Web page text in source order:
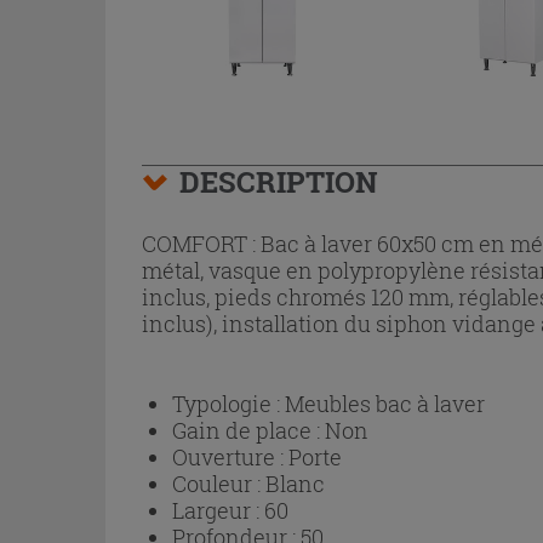
DESCRIPTION
COMFORT : Bac à laver 60x50 cm en
métal, vasque en polypropylène
inclus, pieds chromés 120 mm,
inclus), installation du siphon vidange
Typologie :Meubles bac à laver
Gain de place :Non
Ouverture :Porte
Couleur :Blanc
Largeur : 60
Profondeur : 50